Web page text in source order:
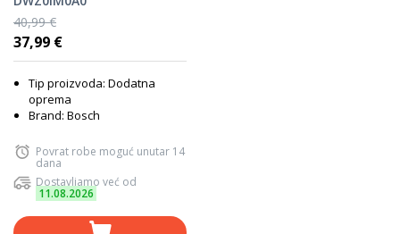
40,99 €
37,99 €
Tip proizvoda: Dodatna
oprema
Brand: Bosch
Povrat robe moguć unutar 14
dana
Dostavljamo već od
11.08.2026